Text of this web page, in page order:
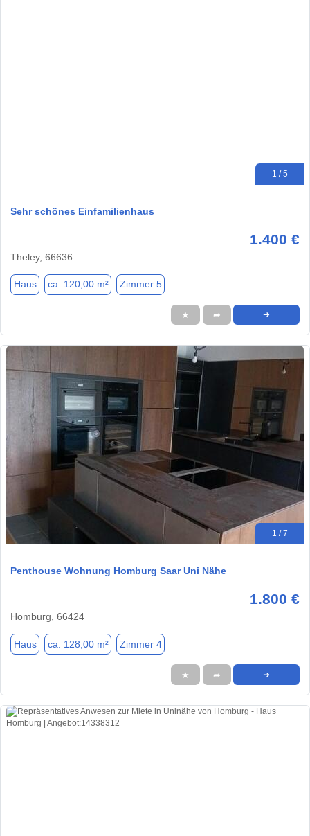
1 / 5
Sehr schönes Einfamilienhaus
1.400 €
Theley, 66636
Haus ca. 120,00 m² Zimmer 5
★ ➦ ➜
1 / 7
Penthouse Wohnung Homburg Saar Uni Nähe
1.800 €
Homburg, 66424
Haus ca. 128,00 m² Zimmer 4
★ ➦ ➜